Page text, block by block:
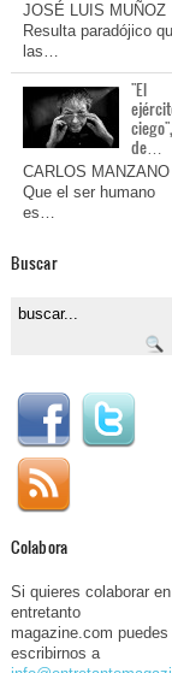
JOSÉ LUIS MUÑOZ
Resulta paradójico
las…
"El
de…
CARLOS MANZANO
Que el ser humano
es…
Buscar
Colabora
Si quieres colaborar en
entretanto
magazine.com puedes
escribirnos a